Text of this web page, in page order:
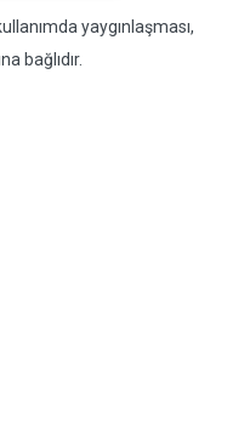
yaygınlaşması,
bağlıdır.